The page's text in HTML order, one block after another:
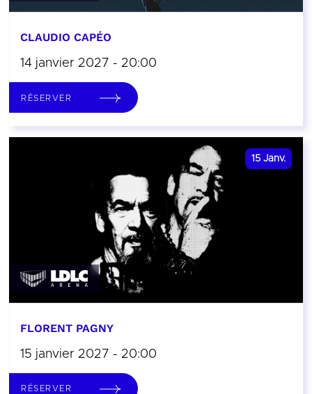
CLAUDIO CAPÉO
14 janvier 2027 - 20:00
RÉSERVER
15 Janv.
FLORENT PAGNY
15 janvier 2027 - 20:00
RÉSERVER